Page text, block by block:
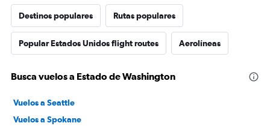
Destinos populares Rutas populares
Popular Estados Unidos flight routes Aerolíneas
Busca vuelos a Estado de Washington
Vuelos a Seattle
Vuelos a Spokane